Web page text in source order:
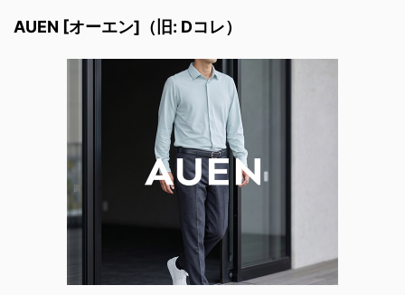
AUEN [オーエン]（旧: Dコレ）